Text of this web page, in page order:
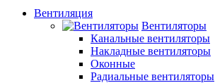
Вентиляция
Вентиляторы
Канальные вентиляторы
Накладные вентиляторы
Оконные
Радиальные вентиляторы